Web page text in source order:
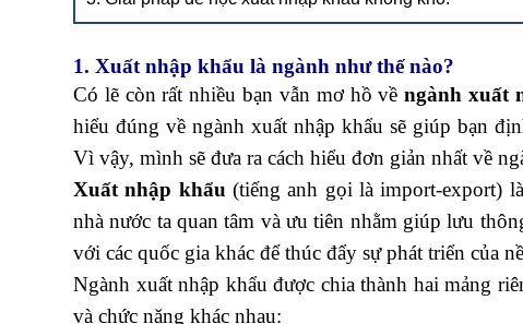
1. Xuất nhập khẩu là ngành như thế nào?
Có lẽ còn rất nhiều bạn vẫn mơ hồ vềngành xuất
hiểu đúng về ngành xuất nhập khẩu sẽ giúp bạn
Vì vậy, mình sẽ đưa ra cách hiểu đơn giản nhất về
Xuất nhập khẩu (tiếng anh gọi là import-export)
nhà nước ta quan tâm và ưu tiên nhằm giúp lưu
với các quốc gia khác để thúc đẩy sự phát triển của
Ngành xuất nhập khẩu được chia thành hai mảng
và chức năng khác nhau: